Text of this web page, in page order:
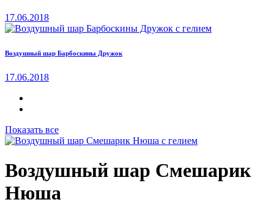
17.06.2018
Воздушный шар Барбоскины Дружок
17.06.2018
Показать все
Воздушный шар Смешарик
Нюша